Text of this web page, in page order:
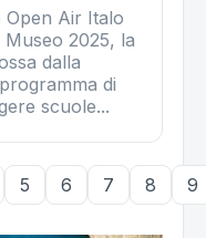
Open Air Italo
2025, la
dalla
di
scuole...
5 6 7 8 9